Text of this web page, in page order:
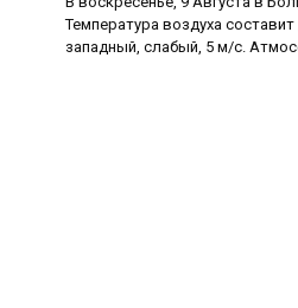
Температура воздуха
западный, слабый, 5 м/с.